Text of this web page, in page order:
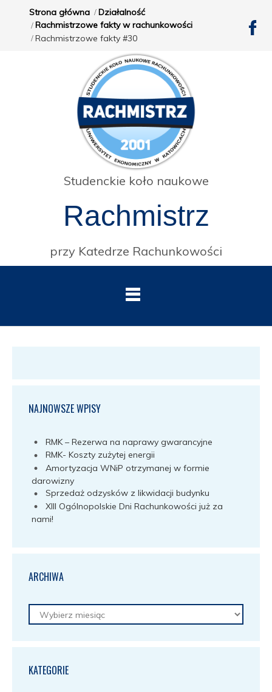
Strona główna
Działalność
Rachmistrzowe fakty w rachunkowości
Rachmistrzowe fakty #30
Studenckie koło naukowe
Rachmistrz
przy Katedrze Rachunkowości
NAJNOWSZE WPISY
RMK – Rezerwa na naprawy gwarancyjne
RMK- Koszty zużytej energii
Amortyzacja WNiP otrzymanej w formie
darowizny
Sprzedaż odzysków z likwidacji budynku
XIII Ogólnopolskie Dni Rachunkowości już za
nami!
ARCHIWA
Archiwa
KATEGORIE